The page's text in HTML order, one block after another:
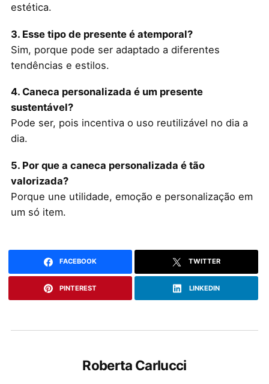
estética.
3. Esse tipo de presente é atemporal?
Sim, porque pode ser adaptado a diferentes
tendências e estilos.
4. Caneca personalizada é um presente
sustentável?
Pode ser, pois incentiva o uso reutilizável no dia a
dia.
5. Por que a caneca personalizada é tão
valorizada?
Porque une utilidade, emoção e personalização em
um só item.
FACEBOOK TWITTER
PINTEREST LINKEDIN
Roberta Carlucci